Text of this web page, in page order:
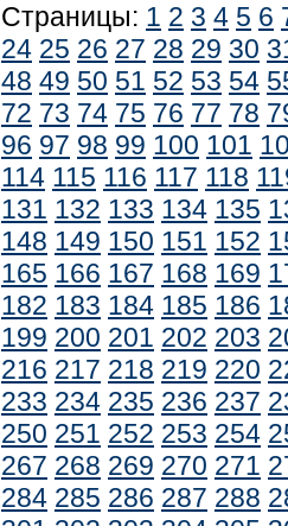
Страницы: 1 2 3 4 5 6
24 25 26 27 28 29 30
48 49 50 51 52 53 54
72 73 74 75 76 77 78
96 97 98 99 100 101
114 115 116 117 118
131 132 133 134 135
148 149 150 151 152
165 166 167 168 169
182 183 184 185 186
199 200 201 202 203
216 217 218 219 220
233 234 235 236 237
250 251 252 253 254
267 268 269 270 271
284 285 286 287 288